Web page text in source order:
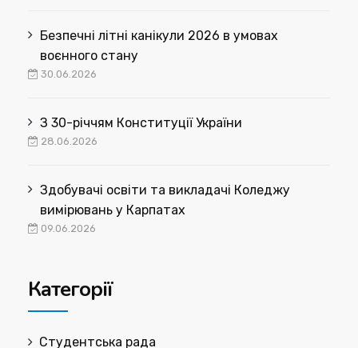
Безпечні літні канікули 2026 в умовах
воєнного стану
30.06.2026
З 30-річчям Конституції України
28.06.2026
Здобувачі освіти та викладачі Коледжу
вимірювань у Карпатах
09.06.2026
Категорії
Cтудентська рада